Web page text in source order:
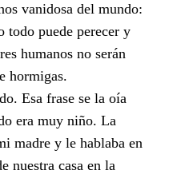
vanidosa del mundo:
todo puede perecer y
humanos no serán
hormigas.
Esa frase se la oía
era muy niño. La
madre y le hablaba en
nuestra casa en la